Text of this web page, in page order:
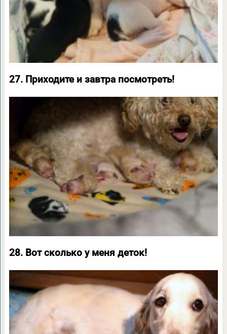
27. Приходите и завтра посмотреть!
28. Вот сколько у меня деток!